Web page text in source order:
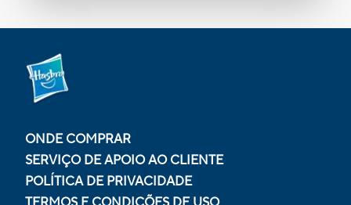
ONDE COMPRAR
SERVIÇO DE APOIO AO CLIENTE
POLÍTICA DE PRIVACIDADE